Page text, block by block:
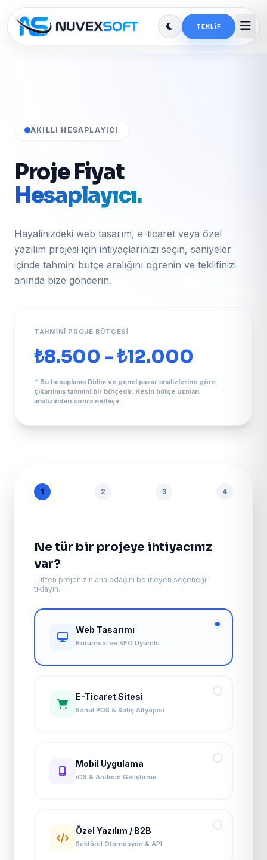
TEKLIF
AKILLI HESAPLAYICI
Proje Fiyat
Hesaplayıcı.
Hayalinizdeki web tasarım, e-ticaret veya özel
yazılım projesi için ihtiyaçlarınızı seçin, saniyeler
içinde tahmini bütçe aralığını öğrenin ve teklifinizi
anında bize gönderin.
TAHMINI PROJE BÜTÇESI
₺8.500 - ₺12.000
* Bu hesaplama Didim ve genel pazar analizlerine göre
çıkarılmış tahmini bir bütçedir. Kesin bütçe uzman
analizinden sonra netleşir.
1 2 3 4
Ne tür bir projeye ihtiyacınız
var?
Lütfen projenizin ana odağını belirleyen seçeneği
tıklayın.
Web Tasarımı
Kurumsal ve SEO Uyumlu
E-Ticaret Sitesi
Sanal POS & Satış Altyapısı
Mobil Uygulama
iOS & Android Geliştirme
Özel Yazılım / B2B
Sektörel Otomasyon & API